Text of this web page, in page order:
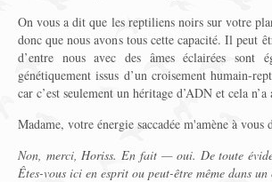
On vous a dit que les reptiliens noirs sur votre
donc que nous avons tous cette capacité. Il peut
d’entre nous avec des âmes éclairées sont
génétiquement issus d’un croisement humain-
car c’est seulement un héritage d’ADN et cela
Madame, votre énergie saccadée m'amène à
Non, merci, Horiss. En fait — oui. De toute
Êtes-vous ici en esprit ou peut-être même dans